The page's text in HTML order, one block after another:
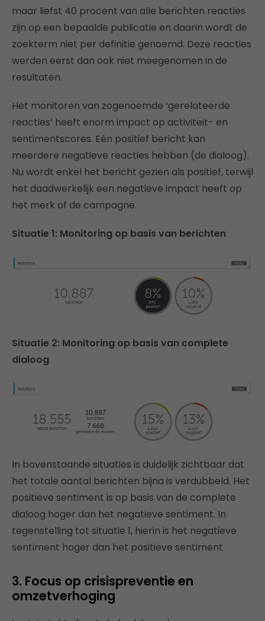
maar liefst 40 procent van alle berichten reacties
zijn op een bepaalde publicatie en daarin wordt de
zoekterm niet per definitie genoemd. Deze reacties
werden eerst dan ook niet meegenomen in de
resultaten.
Het monitoren van zogenoemde ‘gerelateerde
reacties’ heeft enorm impact op activiteit- en
sentimentscores. Eén positief bericht kan
meerdere negatieve reacties hebben (de dialoog).
Nu wordt enkel het bericht gezien als positief, terwijl
het daadwerkelijk een negatieve impact heeft op
het merk of de campagne.
Situatie 1: Monitoring op basis van berichten
Situatie 2: Monitoring op basis van complete
dialoog
In bovenstaande situaties is duidelijk zichtbaar dat
het totale aantal berichten bijna is verdubbeld. Het
positieve sentiment is op basis van de complete
dialoog hoger dan het negatieve sentiment. In
tegenstelling tot situatie 1, hierin is het negatieve
sentiment hoger dan het positieve sentiment.
3. Focus op crisispreventie en
omzetverhoging